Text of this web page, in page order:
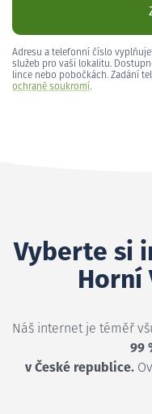
Adresu a telefonní číslo
služeb pro vaši lokalitu.
lince nebo pobočkách. Zadání
ochraně soukromí.
Vyberte si
Horní
Náš internet je téměř
99
v České republice.